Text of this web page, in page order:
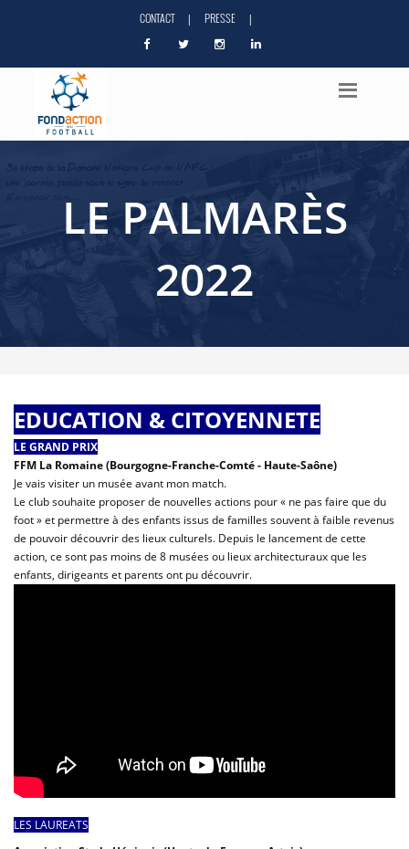
CONTACT | PRESSE |
LE PALMARÈS
2022
EDUCATION & CITOYENNETE
LE GRAND PRIX
FFM La Romaine (Bourgogne-Franche-Comté - Haute-Saône)
Je vais visiter un musée avant mon match.
Le club souhaite proposer de nouvelles actions pour « ne pas faire que du
foot » et permettre à des enfants issus de familles souvent à faible revenus
de pouvoir découvrir des lieux culturels. Depuis le lancement de cette
action, ce sont pas moins de 8 musées ou lieux architecturaux que les
enfants, dirigeants et parents ont pu découvrir.
LES LAUREATS